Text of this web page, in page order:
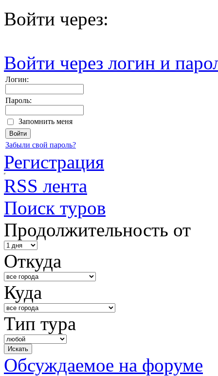
Войти через:
Войти через логин и
Логин:
Пароль:
Запомнить меня
Забыли свой пароль?
Регистрация
RSS лента
Поиск туров
Продолжительность от
Откуда
Куда
Тип тура
Обсуждаемое на форуме